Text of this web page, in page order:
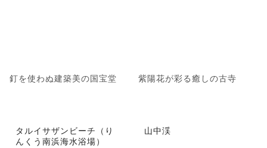
釘を使わぬ建築美の国宝堂 紫陽花が彩る癒しの古寺
タルイサザンビーチ（り
んくう南浜海水浴場）
山中渓